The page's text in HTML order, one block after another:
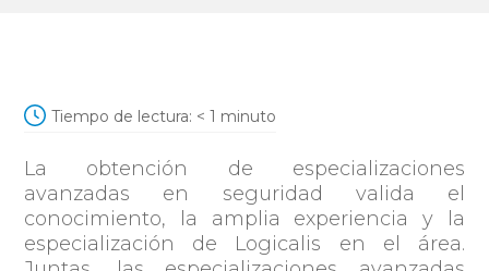
Tiempo de lectura: < 1 minuto
La obtención de especializaciones
avanzadas en seguridad valida el
conocimiento, la amplia experiencia y la
especialización de Logicalis en el área.